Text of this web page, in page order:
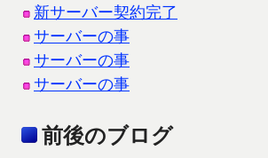
新サーバー契約完了
サーバーの事
サーバーの事
サーバーの事
前後のブログ